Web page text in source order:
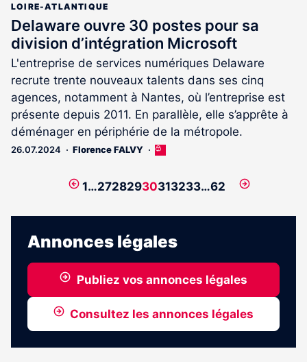
LOIRE-ATLANTIQUE
Delaware ouvre 30 postes pour sa
division d’intégration Microsoft
L'entreprise de services numériques Delaware
recrute trente nouveaux talents dans ses cinq
agences, notamment à Nantes, où l’entreprise est
présente depuis 2011. En parallèle, elle s’apprête à
déménager en périphérie de la métropole.
26.07.2024 Florence FALVY
Cet
réservé
abonnés
Page
1…27282930313233…62
Page
Annonces légales
Publiez vos annonces légales
Consultez les annonces légales